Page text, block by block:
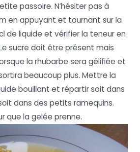
passoire. N’hésiter pas à
en appuyant et tournant sur la
de liquide et vérifier la teneur en
sucre doit être présent mais
la rhubarbe sera gélifiée et
beaucoup plus. Mettre la
bouillant et répartir soit dans
dans des petits ramequins.
que la gelée prenne.